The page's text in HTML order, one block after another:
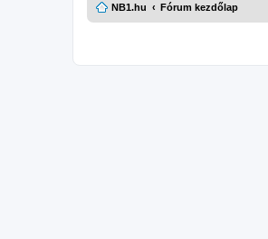
NB1.hu Fórum kezdőlap